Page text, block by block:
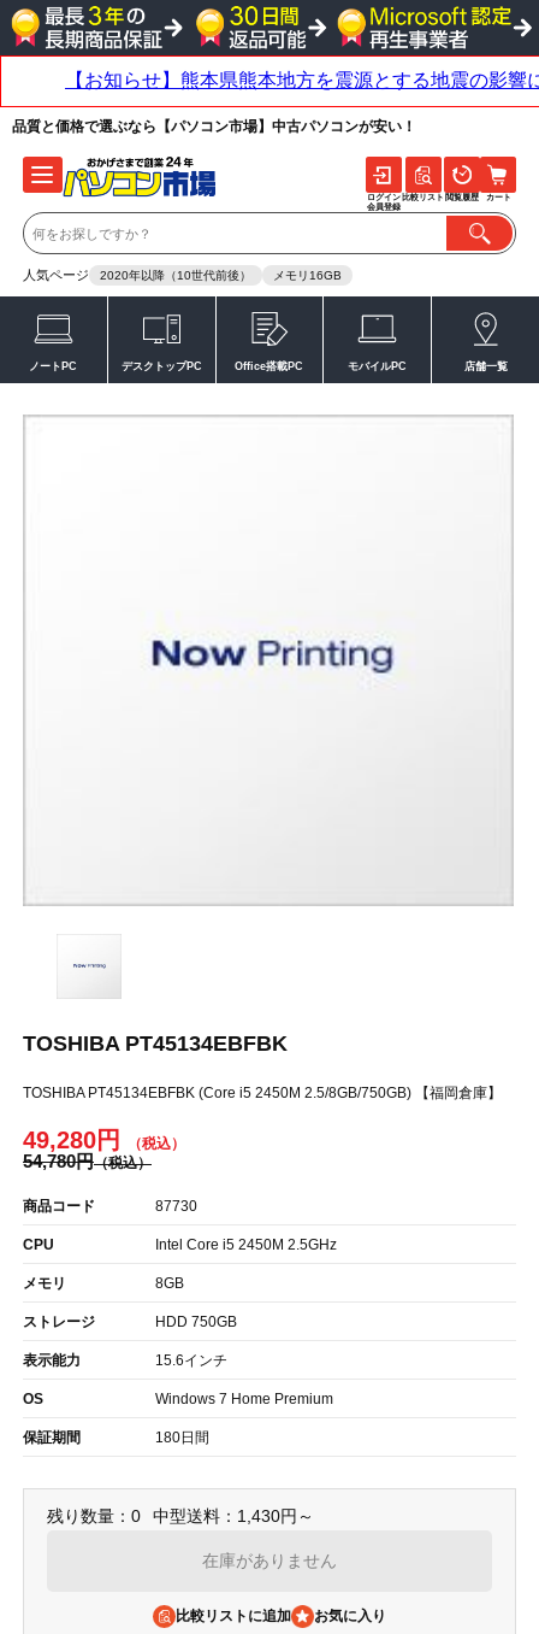
品質と価格で選ぶなら【パソコン市場】中古パソコンが安い！
人気ページ 2020年以降（10世代前後） メモリ16GB
ログイン
会員登録
比較リスト 閲覧履歴 カート
ノートPC デスクトップPC Office搭載PC モバイルPC 店舗一覧
TOSHIBA PT45134EBFBK
TOSHIBA PT45134EBFBK (Core i5 2450M 2.5/8GB/750GB) 【福岡倉庫】
49,280円
54,780円
商品コード 87730
CPU Intel Core i5 2450M 2.5GHz
メモリ 8GB
ストレージ HDD 750GB
表示能力 15.6インチ
OS Windows 7 Home Premium
保証期間 180日間
残り数量：0 中型送料：1,430円～
在庫がありません
比較リストに追加